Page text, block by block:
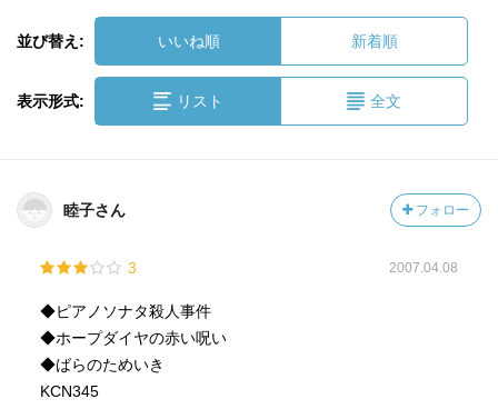
並び替え: いいね順 新着順
表示形式: リスト 全文
睦子さん フォロー
3 2007.04.08
◆ピアノソナタ殺人事件
◆ホープダイヤの赤い呪い
◆ばらのためいき
KCN345